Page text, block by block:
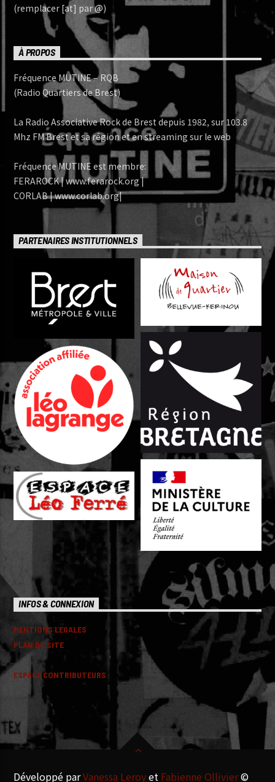
(remplacer [at] par @)
À PROPOS
Fréquence MUTINE – RQB
(Radio Quartiers de Brest)
La Radio Associative Rock de Brest depuis 1982, sur 103.8
Mhz FM Brest et sa région et en streaming sur le web
Fréquence MUTINE est membre:
FERAROCK | www.ferarock.org |
CORLAB | www.corlab.org|
PARTENAIRES INSTITUTIONNELS
INFOS & CONNEXION
MENTIONS LEGALES
PLAN DU SITE
ESPACE CONTRIBUTEURS
Développé parVanessa Leroyet Fabienne Ollivier©